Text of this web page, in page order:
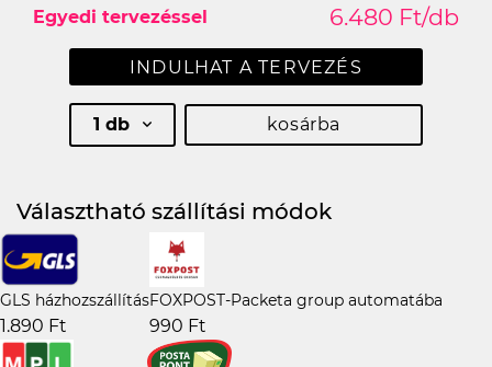
Egyedi tervezéssel 6.480 Ft/db
INDULHAT A TERVEZÉS
1 db kosárba
Választható szállítási módok
GLS házhozszállítás
1.890 Ft
FOXPOST-Packeta group automatába
990 Ft